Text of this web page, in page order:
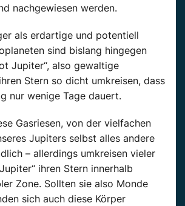
nachgewiesen werden.
als erdartige und potentiell
sind bislang hingegen
Jupiter“, also gewaltige
Stern so dicht umkreisen, dass
nur wenige Tage dauert.
Gasriesen, von der vielfachen
Jupiters selbst alles andere
– allerdings umkreisen vieler
ihren Stern innerhalb
Zone. Sollten sie also Monde
sich auch diese Körper